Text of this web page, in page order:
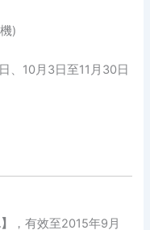
)
、10月3日至11月30日
，有效至2015年9月